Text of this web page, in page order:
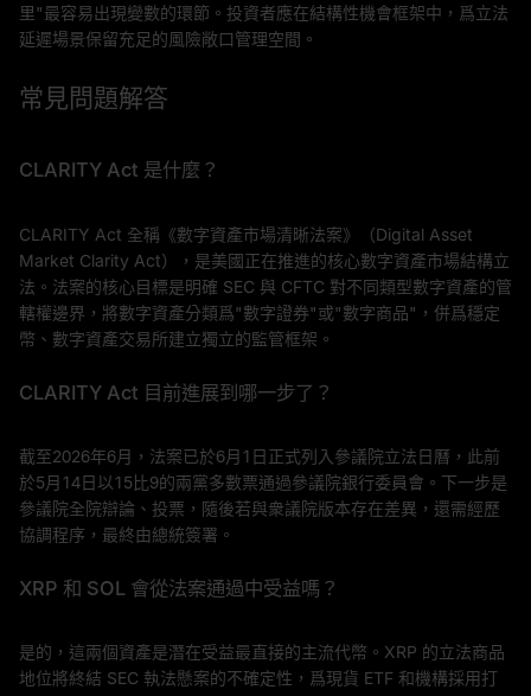
里"最容易出現變數的環節。投資者應在結構性機會框架中，爲立法
延遲場景保留充足的風險敞口管理空間。
常見問題解答
CLARITY Act 是什麼？
CLARITY Act 全稱《數字資產市場清晰法案》（Digital Asset
Market Clarity Act），是美國正在推進的核心數字資產市場結構立
法。法案的核心目標是明確 SEC 與 CFTC 對不同類型數字資產的管
轄權邊界，將數字資產分類爲"數字證券"或"數字商品"，併爲穩定
幣、數字資產交易所建立獨立的監管框架。
CLARITY Act 目前進展到哪一步了？
截至2026年6月，法案已於6月1日正式列入參議院立法日曆，此前
於5月14日以15比9的兩黨多數票通過參議院銀行委員會。下一步是
參議院全院辯論、投票，隨後若與衆議院版本存在差異，還需經歷
協調程序，最終由總統簽署。
XRP 和 SOL 會從法案通過中受益嗎？
是的，這兩個資產是潛在受益最直接的主流代幣。XRP 的立法商品
地位將終結 SEC 執法懸案的不確定性，爲現貨 ETF 和機構採用打